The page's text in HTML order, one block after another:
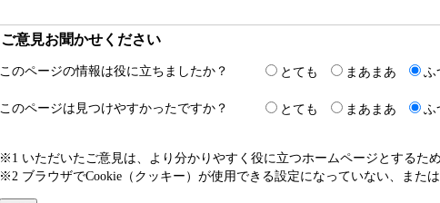
ご意見お聞かせください
このページの情報は役に立ちましたか？ とても まあまあ ふ
このページは見つけやすかったですか？
とても まあまあ ふ
※1 いただいたご意見は、より分かりやすく役に立つホームページとするた
※2 ブラウザでCookie（クッキー）が使用できる設定になっていない、また